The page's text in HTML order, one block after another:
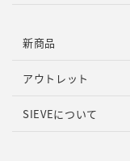
新商品
アウトレット
SIEVEについて